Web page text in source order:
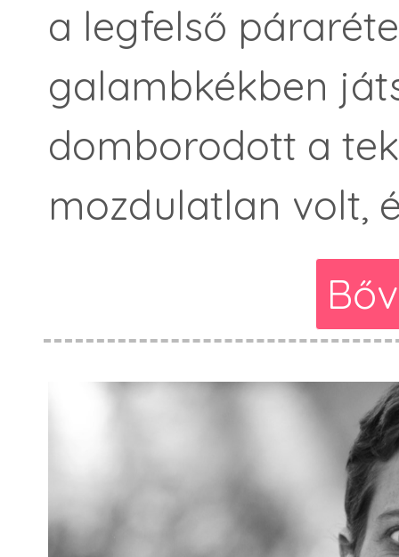
a legfelső
galambkékben
domborodott a
mozdulatlan volt,